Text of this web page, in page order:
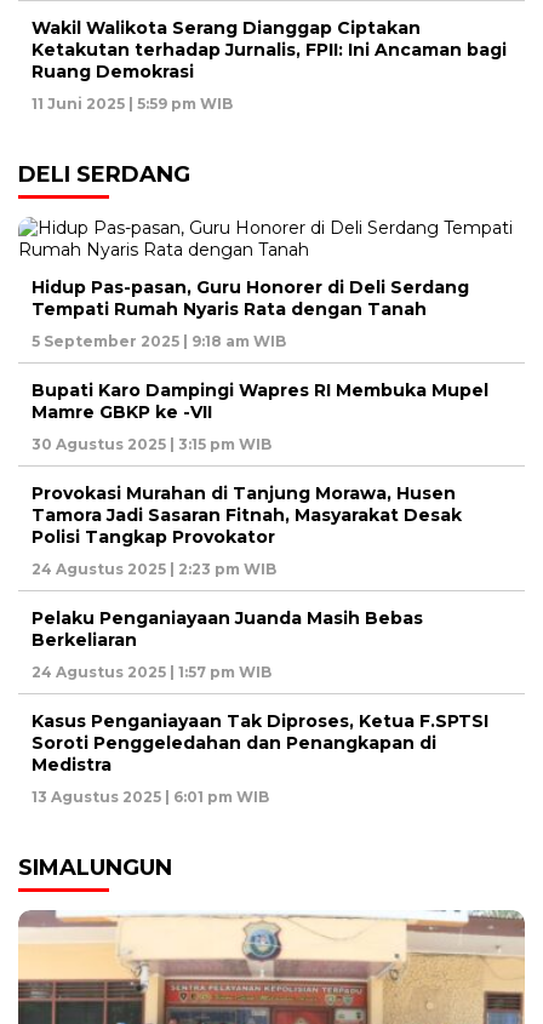
Wakil Walikota Serang Dianggap Ciptakan
Ketakutan terhadap Jurnalis, FPII: Ini Ancaman bagi
Ruang Demokrasi
11 Juni 2025 | 5:59 pm WIB
DELI SERDANG
Hidup Pas-pasan, Guru Honorer di Deli Serdang
Tempati Rumah Nyaris Rata dengan Tanah
5 September 2025 | 9:18 am WIB
Bupati Karo Dampingi Wapres RI Membuka Mupel
Mamre GBKP ke -VII
30 Agustus 2025 | 3:15 pm WIB
Provokasi Murahan di Tanjung Morawa, Husen
Tamora Jadi Sasaran Fitnah, Masyarakat Desak
Polisi Tangkap Provokator
24 Agustus 2025 | 2:23 pm WIB
Pelaku Penganiayaan Juanda Masih Bebas
Berkeliaran
24 Agustus 2025 | 1:57 pm WIB
Kasus Penganiayaan Tak Diproses, Ketua F.SPTSI
Soroti Penggeledahan dan Penangkapan di
Medistra
13 Agustus 2025 | 6:01 pm WIB
SIMALUNGUN